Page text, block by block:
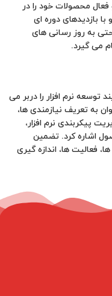
محصولات خود را در
بازدیدهای دوره ای
به روز رسانی های
می گیرد.
توسعه نرم افزار را دربر می
به تعریف نیازمندی ها،
پیکربندی نرم افزار،
اشاره کرد. تضمین
فعالیت ها، اندازه گیری